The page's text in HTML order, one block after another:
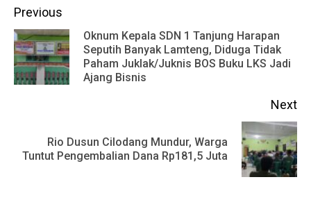
Continue
Reading
Previous
Oknum Kepala SDN 1 Tanjung Harapan
Seputih Banyak Lamteng, Diduga Tidak
Paham Juklak/Juknis BOS Buku LKS Jadi
Ajang Bisnis
Next
post:
Rio Dusun Cilodang Mundur, Warga
Tuntut Pengembalian Dana Rp181,5 Juta